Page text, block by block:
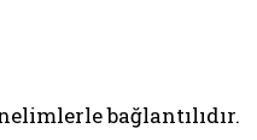
bağlantılıdır.